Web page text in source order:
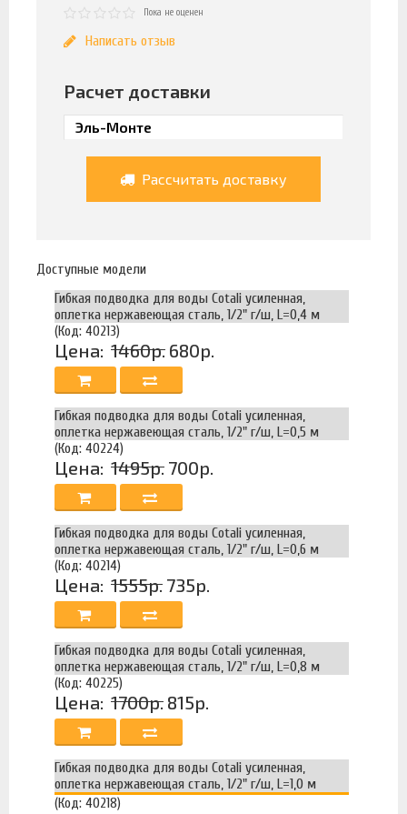
Пока не оценен
Написать отзыв
Расчет доставки
Рассчитать доставку
Доступные модели
Гибкая подводка для воды Cotali усиленная,
оплетка нержавеющая сталь, 1/2" г/ш, L=0,4 м
(Код: 40213)
Цена: 1460р. 680р.
Гибкая подводка для воды Cotali усиленная,
оплетка нержавеющая сталь, 1/2" г/ш, L=0,5 м
(Код: 40224)
Цена: 1495р. 700р.
Гибкая подводка для воды Cotali усиленная,
оплетка нержавеющая сталь, 1/2" г/ш, L=0,6 м
(Код: 40214)
Цена: 1555р. 735р.
Гибкая подводка для воды Cotali усиленная,
оплетка нержавеющая сталь, 1/2" г/ш, L=0,8 м
(Код: 40225)
Цена: 1700р. 815р.
Гибкая подводка для воды Cotali усиленная,
оплетка нержавеющая сталь, 1/2" г/ш, L=1,0 м
(Код: 40218)